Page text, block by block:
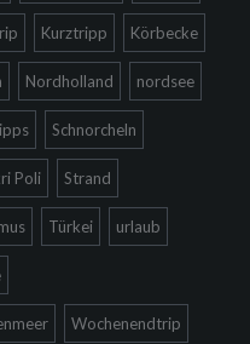
Kurztripp Körbecke
Nordholland nordsee
Schnorcheln
Poli Strand
Türkei urlaub
Wochenendtrip